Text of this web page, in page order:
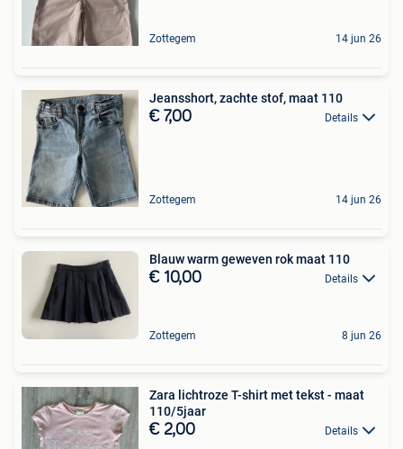
Zottegem 14 jun 26
Jeansshort, zachte stof, maat 110
€ 7,00 Details
Zottegem 14 jun 26
Blauw warm geweven rok maat 110
€ 10,00 Details
Zottegem 8 jun 26
Zara lichtroze T-shirt met tekst - maat
110/5jaar
€ 2,00 Details